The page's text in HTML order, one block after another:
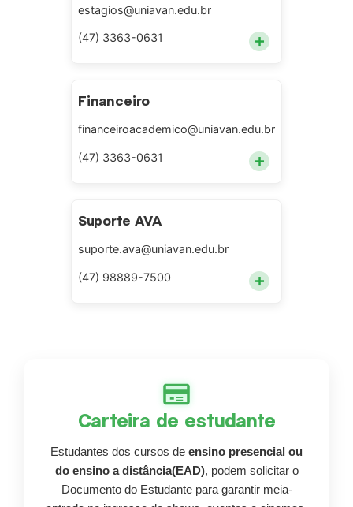
estagios@uniavan.edu.br
(47) 3363-0631 +
Financeiro
financeiroacademico@uniavan.edu.br
(47) 3363-0631 +
Suporte AVA
suporte.ava@uniavan.edu.br
(47) 98889-7500 +
Carteira de estudante
Estudantes dos cursos de ensino presencial ou
do ensino a distância(EAD), podem solicitar o
Documento do Estudante para garantir meia-